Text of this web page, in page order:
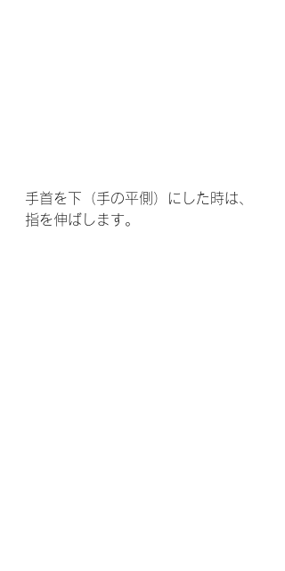
手首を下（手の平側）にした時は、
指を伸ばします。